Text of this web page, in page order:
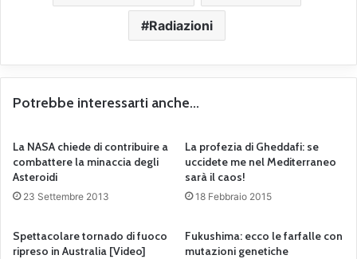
Radiazioni
Potrebbe interessarti anche...
La NASA chiede di contribuire a
combattere la minaccia degli
Asteroidi
23 Settembre 2013
La profezia di Gheddafi: se
uccidete me nel Mediterraneo
sarà il caos!
18 Febbraio 2015
Spettacolare tornado di fuoco
ripreso in Australia [Video]
Fukushima: ecco le farfalle con
mutazioni genetiche